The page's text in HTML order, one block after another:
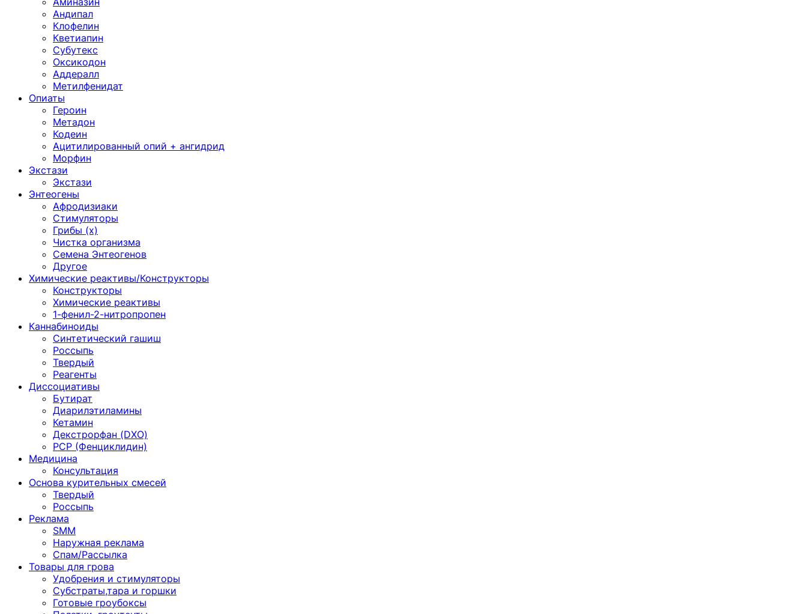
Андипал
Клофелин
Кветиапин
Субутекс
Оксикодон
Аддералл
Метилфенидат
Опиаты
Героин
Метадон
Кодеин
Ацитилированный опий + ангидрид
Морфин
Экстази
Экстази
Энтеогены
Афродизиаки
Стимуляторы
Грибы (х)
Чистка организма
Семена Энтеогенов
Другое
Химические реактивы/Конструкторы
Конструкторы
Химические реактивы
1-фенил-2-нитропропен
Каннабиноиды
Синтетический гашиш
Россыпь
Твердый
Реагенты
Диссоциативы
Бутират
Диарилэтиламины
Кетамин
Декстрорфан (DXO)
PCP (Фенциклидин)
Медицина
Консультация
Основа курительных смесей
Твердый
Россыпь
Реклама
SMM
Наружная реклама
Спам/Рассылка
Товары для грова
Удобрения и стимуляторы
Субстраты,тара и горшки
Готовые гроубоксы